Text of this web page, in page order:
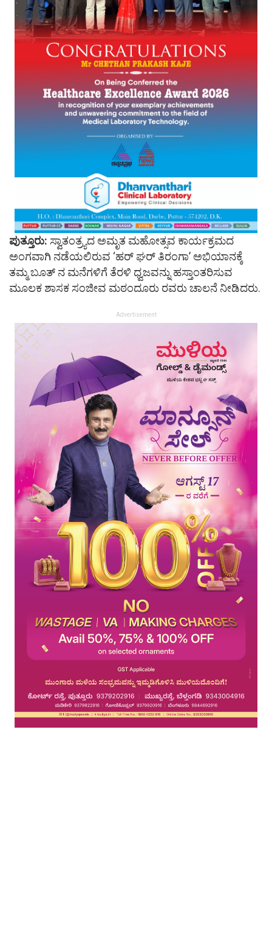
ಪುತ್ತೂರು: ಸ್ವಾತಂತ್ರ್ಯದ ಅಮೃತ ಮಹೋತ್ಸವ ಕಾರ್ಯಕ್ರಮದ
ಅಂಗವಾಗಿ ನಡೆಯಲಿರುವ ‘ಹರ್ ಘರ್ ತಿರಂಗಾ’ ಅಭಿಯಾನಕ್ಕೆ
ತಮ್ಮ ಬೂತ್ ನ ಮನೆಗಳಿಗೆ ತೆರಳಿ ಧ್ವಜವನ್ನು ಹಸ್ತಾಂತರಿಸುವ
ಮೂಲಕ ಶಾಸಕ ಸಂಜೀವ ಮಠಂದೂರು ರವರು ಚಾಲನೆ ನೀಡಿದರು.
Advertisement